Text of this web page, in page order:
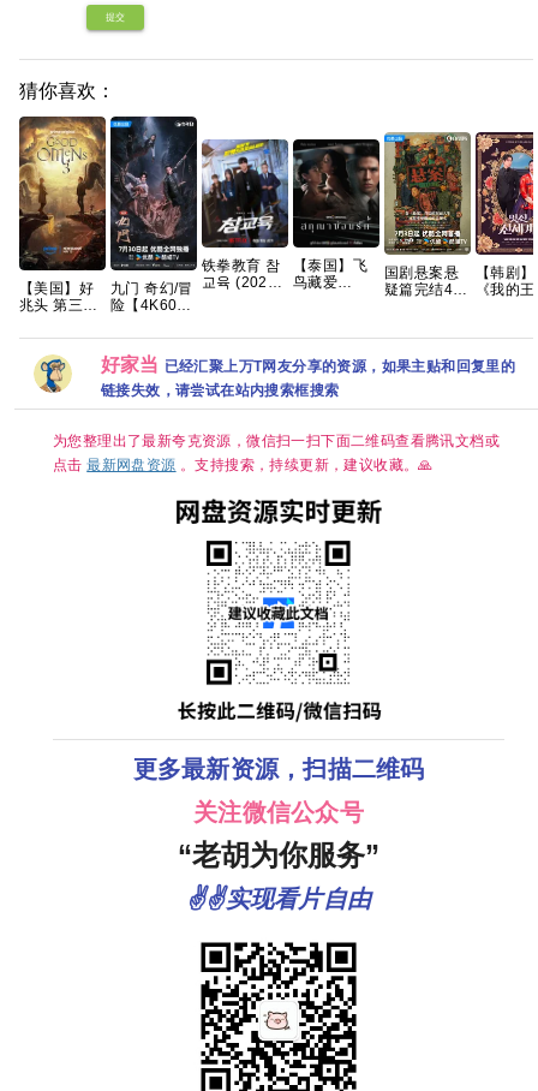
提交
猜你喜欢：
【美国】好
兆头 第三季
/ 喜剧 / 奇幻
又名: 好兆头
最终季 夸克
九门 奇幻/冒
险【4K60帧
【附赠 老九
门2部全+番
外全系列】
夸克
铁拳教育 참
교육 (2026)
8GB】
【泰国】飞
鸟藏爱
克
国剧悬案悬
疑篇完结4K
集上线 王传
君江奇霖杨
烁主演
【韩剧】
《我的
张胜祖
熙 金玟
书安 金
爱情/奇
好家当 已经汇聚上万T网友分享的资源，如果主贴和回复里的
链接失效，请尝试在站内搜索框搜索
为您整理出了最新夸克资源，微信扫一扫下面二维码查看腾讯文档或
点击最新网盘资源 。支持搜索，持续更新，建议收藏。🙏
更多最新资源，扫描二维码
关注微信公众号
“老胡为你服务”
✌✌实现看片自由